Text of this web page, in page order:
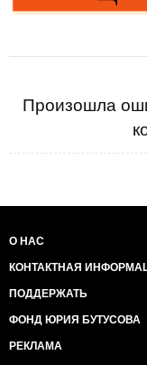
Произошла
О НАС
КОНТАКТНАЯ
ПОДДЕРЖАТЬ
ФОНД ЮРИЯ БУТУСОВА
РЕКЛАМА